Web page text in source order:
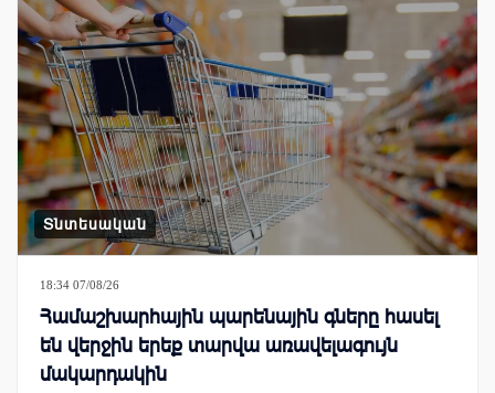
Տնտեսական
18:34 07/08/26
Համաշխարհային պարենային գները հասել
են վերջին երեք տարվա առավելագույն
մակարդակին